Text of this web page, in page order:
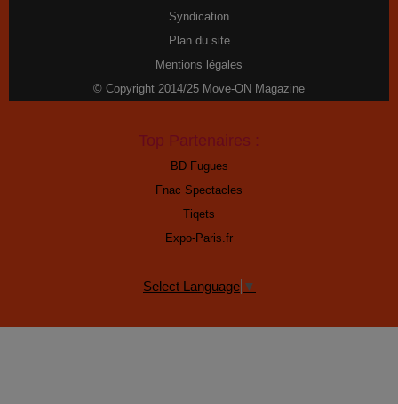
Syndication
Plan du site
Mentions légales
© Copyright 2014/25 Move-ON Magazine
BD Fugues
Fnac Spectacles
Tiqets
Expo-Paris.fr
Select Language ▼